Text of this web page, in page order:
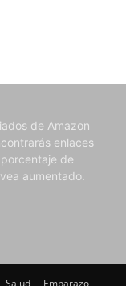
de Amazon
enlaces
de
aumentado.
Salud Embarazo